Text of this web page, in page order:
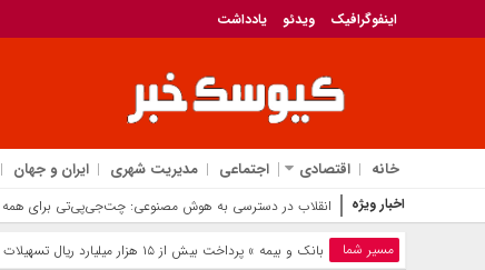
اینفوگرافیک ویدئو یادداشت
خانه اقتصادی اجتماعی مدیریت شهری ایران و جهان
اخبار ویژه انقلاب در دسترسی به هوش مصنوعی: چت‌جی‌پی‌تی برای همه
مسیر شما بانک‌ و بیمه » پرداخت بیش از ۱۵ هزار میلیارد ریال تسهیلات توسط بانک سپه